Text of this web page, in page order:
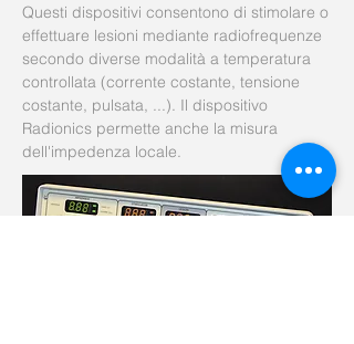
Questi dispositivi consentono di stimolare o
effettuare lesioni mediante radiofrequenze
secondo diverse modalità a temperatura
controllata (corrente costante, tensione
costante, pulsata, ...). Il dispositivo
Radionics permette anche la misura
dell'impedenza locale.